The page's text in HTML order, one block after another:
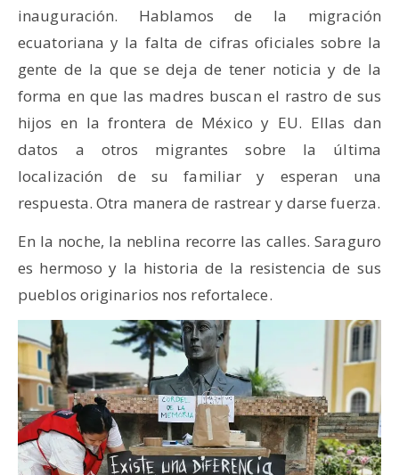
inauguración. Hablamos de la migración
ecuatoriana y la falta de cifras oficiales sobre la
gente de la que se deja de tener noticia y de la
forma en que las madres buscan el rastro de sus
hijos en la frontera de México y EU. Ellas dan
datos a otros migrantes sobre la última
localización de su familiar y esperan una
respuesta. Otra manera de rastrear y darse fuerza.
En la noche, la neblina recorre las calles. Saraguro
es hermoso y la historia de la resistencia de sus
pueblos originarios nos refortalece.